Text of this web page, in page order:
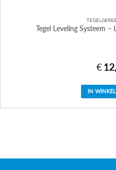
Tegel Leveling Systeem
€
IN